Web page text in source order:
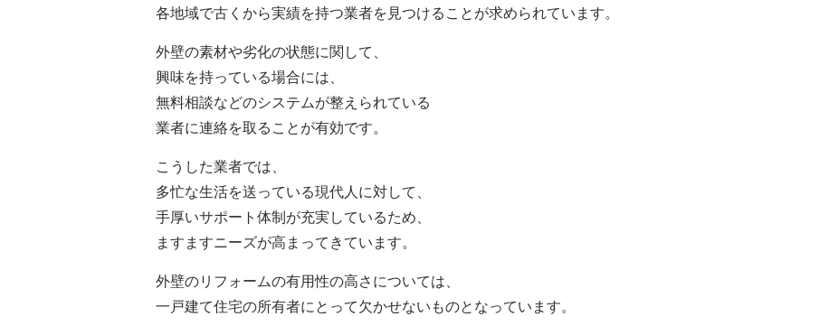
各地域で古くから実績を持つ業者を見つけることが求められています。
外壁の素材や劣化の状態に関して、
興味を持っている場合には、
無料相談などのシステムが整えられている
業者に連絡を取ることが有効です。
こうした業者では、
多忙な生活を送っている現代人に対して、
手厚いサポート体制が充実しているため、
ますますニーズが高まってきています。
外壁のリフォームの有用性の高さについては、
一戸建て住宅の所有者にとって欠かせないものとなっています。